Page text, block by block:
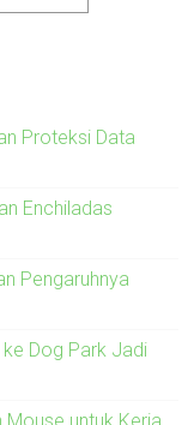
Proteksi Data
Enchiladas
Pengaruhnya
ke Dog Park Jadi
untuk Kerja